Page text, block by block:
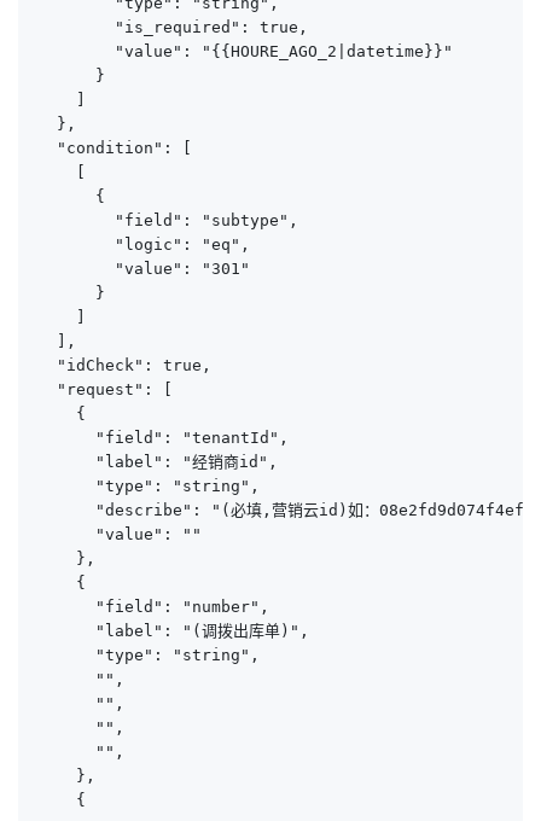
        "is_required": true,
        "value": "{{HOURE_AGO_2|datetime}}"
      }
  },
  "condition": [
      {
        "field": "subtype",
        "logic": "eq",
        "value": "301"
      }
  ],
  "idCheck": true,
  "request": [
    {
      "field": "tenantId",
      "label": "经销商id",
      "type": "string",
"describe": "(必填,营销云id)如：
      "value": ""
    },
    {
      "field": "number",
      "label": "(调拨出库单)",
      "type": "string",
      "",
      "",
      "",
      "",
    },
    {